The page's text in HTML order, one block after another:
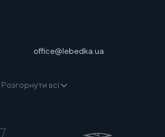
office@lebedka.ua
Розгорнути всі